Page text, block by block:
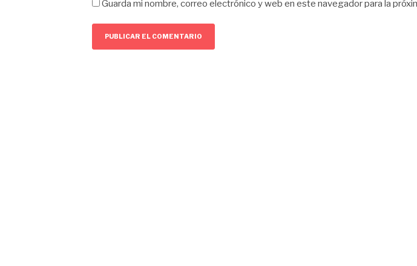
Guarda mi nombre, correo electrónico y web en este navegador para la